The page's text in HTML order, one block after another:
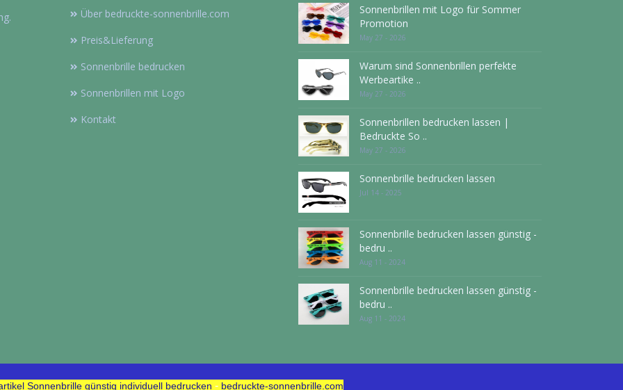
Über bedruckte-sonnenbrille.com
Preis&Lieferung
Sonnenbrille bedrucken
Sonnenbrillen mit Logo
Kontakt
Sonnenbrillen mit Logo für Sommer
Promotion
May 27 - 2026
Warum sind Sonnenbrillen perfekte
Werbeartike ..
May 27 - 2026
Sonnenbrillen bedrucken lassen |
Bedruckte So ..
May 27 - 2026
Sonnenbrille bedrucken lassen
Jul 14 - 2025
Sonnenbrille bedrucken lassen günstig -
bedru ..
Aug 11 - 2024
Sonnenbrille bedrucken lassen günstig -
bedru ..
Aug 11 - 2024
Sonnenbrille günstig individuell bedrucken - bedruckte-sonnenbrille.com